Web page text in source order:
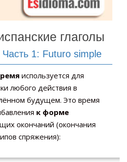
глаголы
1: Futuro simple
используется для
любого действия в
будущем. Это время
к форме
окончаний (окончания
спряжения):